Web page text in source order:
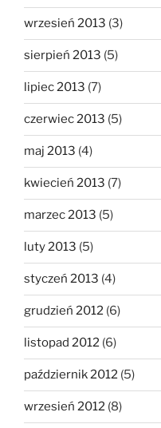
wrzesień 2013 (3)
sierpień 2013 (5)
lipiec 2013 (7)
czerwiec 2013 (5)
maj 2013 (4)
kwiecień 2013 (7)
marzec 2013 (5)
luty 2013 (5)
styczeń 2013 (4)
grudzień 2012 (6)
listopad 2012 (6)
październik 2012 (5)
wrzesień 2012 (8)